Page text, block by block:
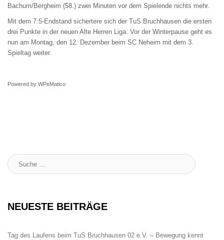
Bachum/Bergheim (58.) zwei Minuten vor dem Spielende nichts mehr.
Mit dem 7:5-Endstand sichertere sich der TuS Bruchhausen die ersten
drei Punkte in der neuen Alte Herren Liga. Vor der Winterpause geht es
nun am Montag, den 12. Dezember beim SC Neheim mit dem 3.
Spieltag weiter.
Powered by WPeMatico
Suche
:
NEUESTE BEITRÄGE
Tag des Laufens beim TuS Bruchhausen 02 e.V. – Bewegung kennt